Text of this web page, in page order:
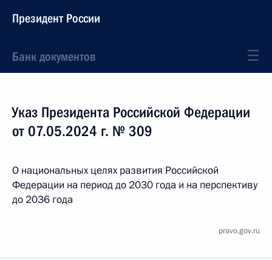
Президент России
Банк документов
Указ Президента Российской Федерации
от 07.05.2024 г. № 309
О национальных целях развития Российской
Федерации на период до 2030 года и на перспективу
до 2036 года
pravo.gov.ru